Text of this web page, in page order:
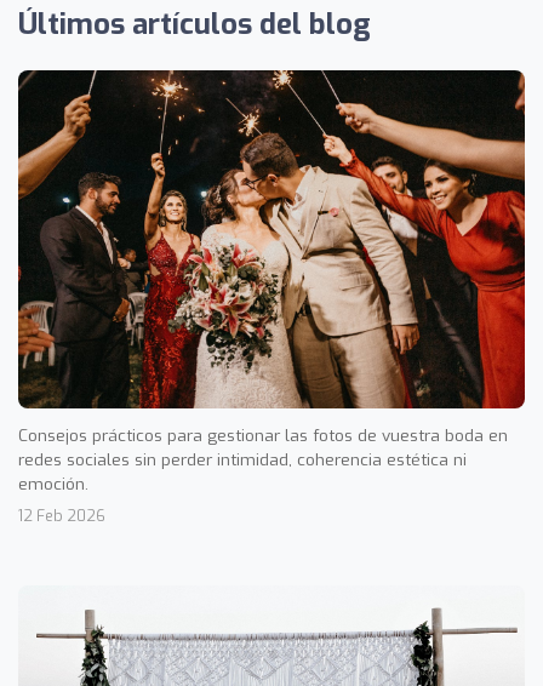
Últimos artículos del blog
Consejos prácticos para gestionar las fotos de vuestra boda en
redes sociales sin perder intimidad, coherencia estética ni
emoción.
12 Feb 2026